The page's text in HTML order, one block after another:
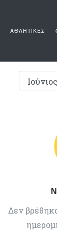
ΑΘΛΗΤΙΚΕΣ
Δεν